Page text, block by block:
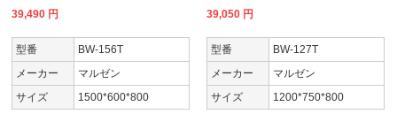
39,490 円
型番
BW-156T
メーカー
マルゼン
サイズ
1500*600*800
39,050 円
型番
BW-127T
メーカー
マルゼン
サイズ
1200*750*800